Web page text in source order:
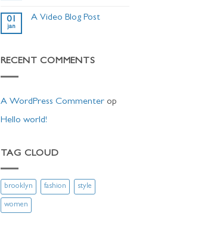
with
A
01
jan
A Video Blog Post
Video
RECENT COMMENTS
A WordPress Commenterop
Hello world!
TAG CLOUD
brooklyn fashion style
women